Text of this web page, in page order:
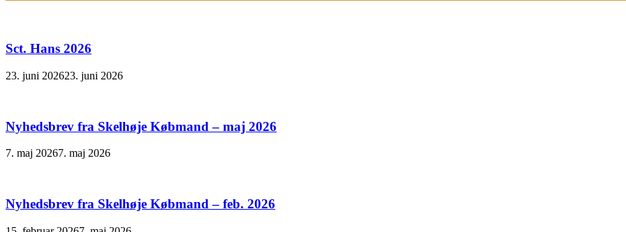
Sct. Hans 2026
23. juni 202623. juni 2026
Nyhedsbrev fra Skelhøje Købmand – maj 2026
7. maj 20267. maj 2026
Nyhedsbrev fra Skelhøje Købmand – feb. 2026